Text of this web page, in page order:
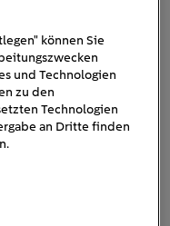
können Sie
und Technologien
zu den
Technologien
an Dritte finden